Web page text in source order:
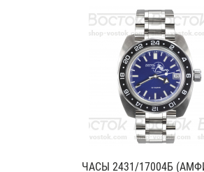
ЧАСЫ 2431/17004Б